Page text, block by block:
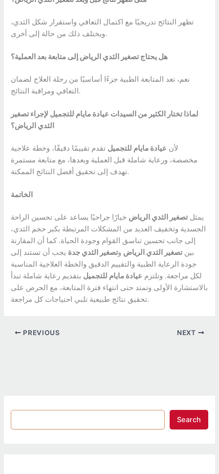
تظهر النتائج تدريجيًا مع اكتمال التعافي واستقرار شكل الثدي،
ويختلف ذلك من حالة إلى أخرى.
هل يحتاج تصغير الثدي الرياض إلى متابعة بعد العملية؟
نعم، تعد المتابعة الطبية جزءًا أساسيًا من رحلة العلاج لضمان
التعافي ومراقبة النتائج.
لماذا تختار الكثير من السيدات عيادة مايام للتجميل لإجراء تصغير
الثدي الرياض؟
لأن عيادة مايام للتجميل تقدم تقييمًا دقيقًا، وخطة علاجية
مخصصة، ورعاية شاملة قبل العملية وبعدها، مع متابعة مستمرة
تهدف إلى تحقيق أفضل النتائج الممكنة.
الخاتمة
يمثلتصغير الثدي الرياض خيارًا جراحيًا يساعد على تحسين الراحة
الجسدية وتخفيف العديد من المشكلات المرتبطة بكبر حجم الثدي،
إلى جانب تحسين تناسق القوام وجودة الحياة. كما أن المقارنة
بينتصغير الثدي الرياض وتصغير الثدي جدة يجب أن تستند إلى
جودة الرعاية الطبية والتقييم الدقيق والخطة العلاجية المناسبة
لكل مراجعة. وتلتزم عيادة مايام للتجميل بتقديم رعاية شاملة تبدأ
بالاستشارة الأولى وتمتد حتى انتهاء فترة المتابعة، مع الحرص على
تحقيق نتائج طبيعية تلبي احتياجات كل مراجعة.
PREVIOUS NEXT
Search